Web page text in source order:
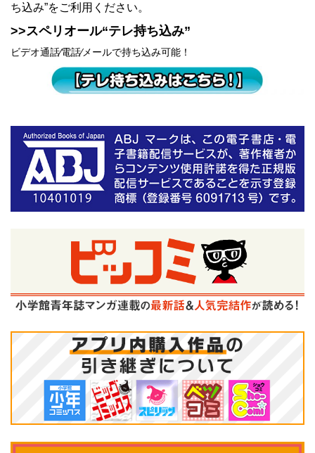
ち込み”をご利用ください。
>>スペリオール“テレ持ち込み”
ビデオ通話⁄電話⁄メールで持ち込み可能！